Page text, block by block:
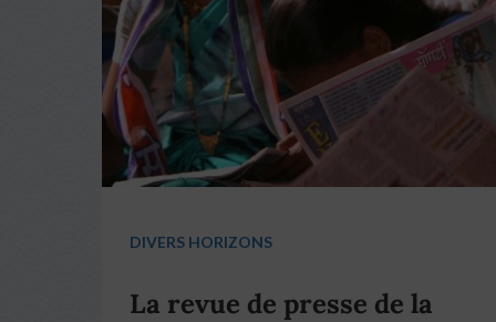
DIVERS HORIZONS
La revue de presse de la